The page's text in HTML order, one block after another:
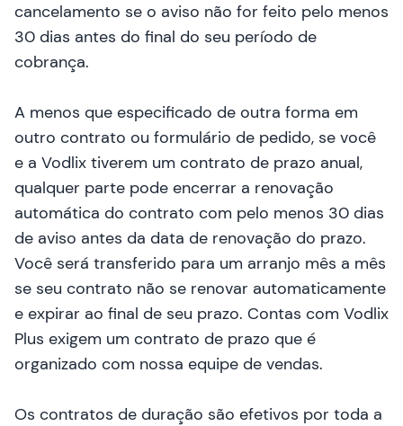
cancelamento se o aviso não for feito pelo menos
30 dias antes do final do seu período de
cobrança.
A menos que especificado de outra forma em
outro contrato ou formulário de pedido, se você
e a Vodlix tiverem um contrato de prazo anual,
qualquer parte pode encerrar a renovação
automática do contrato com pelo menos 30 dias
de aviso antes da data de renovação do prazo.
Você será transferido para um arranjo mês a mês
se seu contrato não se renovar automaticamente
e expirar ao final de seu prazo. Contas com Vodlix
Plus exigem um contrato de prazo que é
organizado com nossa equipe de vendas.
Os contratos de duração são efetivos por toda a